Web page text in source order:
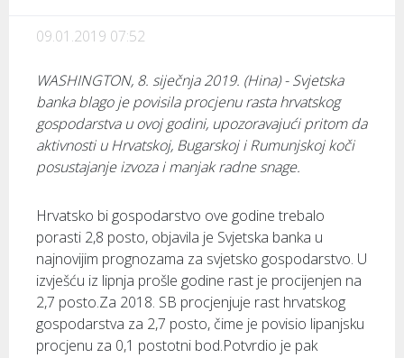
09.01.2019 07:52
WASHINGTON, 8. siječnja 2019. (Hina) - Svjetska
banka blago je povisila procjenu rasta hrvatskog
gospodarstva u ovoj godini, upozoravajući pritom da
aktivnosti u Hrvatskoj, Bugarskoj i Rumunjskoj koči
posustajanje izvoza i manjak radne snage.
Hrvatsko bi gospodarstvo ove godine trebalo
porasti 2,8 posto, objavila je Svjetska banka u
najnovijim prognozama za svjetsko gospodarstvo. U
izvješću iz lipnja prošle godine rast je procijenjen na
2,7 posto.Za 2018. SB procjenjuje rast hrvatskog
gospodarstva za 2,7 posto, čime je povisio lipanjsku
procjenu za 0,1 postotni bod.Potvrdio je pak